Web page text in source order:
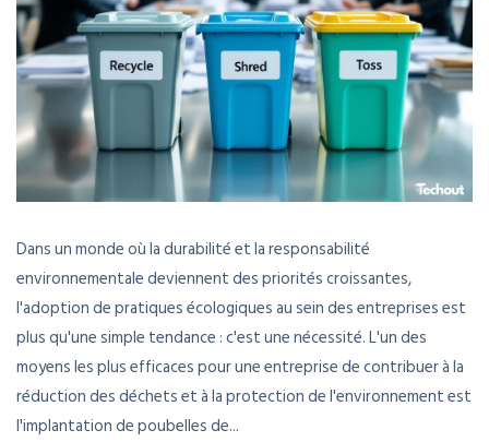
Dans un monde où la durabilité et la responsabilité
environnementale deviennent des priorités croissantes,
l'adoption de pratiques écologiques au sein des entreprises est
plus qu'une simple tendance : c'est une nécessité. L'un des
moyens les plus efficaces pour une entreprise de contribuer à la
réduction des déchets et à la protection de l'environnement est
l'implantation de poubelles de...